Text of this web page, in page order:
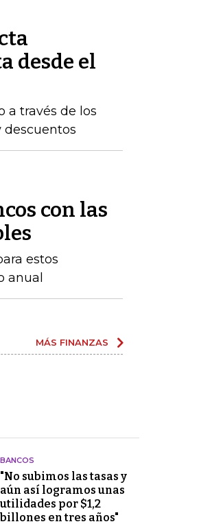
desde el
a través de los
descuentos
con las
estos
anual
MÁS FINANZAS
BANCOS
"No subimos las tasas y
aún así logramos unas
utilidades por $1,2
billones en tres años"